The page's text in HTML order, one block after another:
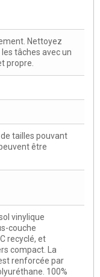
Nettoyez
tâches avec un
propre.
tailles pouvant
être
vinylique
couche
recyclé, et
compact. La
renforcée par
100%